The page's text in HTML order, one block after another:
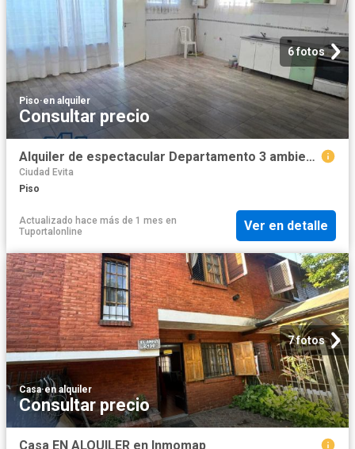
6 fotos
Piso·en alquiler
Consultar precio
Alquiler de espectacular Departamento 3 ambientes en La Matanza Ciudad Evita
Ciudad Evita
Piso
Actualizado hace más de 1 mes en
Tuportalonline
Ver en detalle
7 fotos
Casa·en alquiler
Consultar precio
Casa EN ALQUILER en Inmomap